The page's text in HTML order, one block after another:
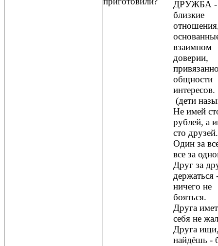
ДРУЖБА -
близкие
взаимном
доверии,
общности
(дети
Не имей
рублей, а
сто
Один за
все за
Друг за
держаться
ничего не
бояться.
Друга
себя не
Друга
найдёшь -